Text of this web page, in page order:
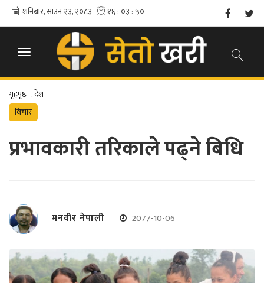
गृहपृष्ठ .देश
विचार
प्रभावकारी तरिकाले पढ्ने बिधि
मनवीर नेपाली 2077-10-06